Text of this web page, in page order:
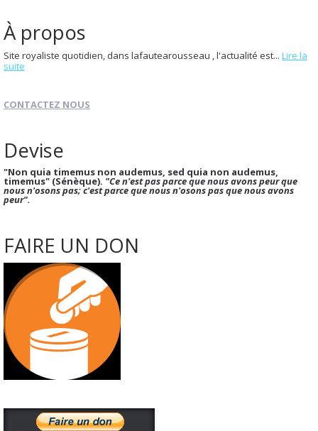
À propos
Site royaliste quotidien, dans lafautearousseau , l'actualité est... Lire la
suite
CONTACTEZ NOUS
Devise
"Non quia timemus non audemus, sed quia non audemus,
timemus" (Sénèque). "Ce n'est pas parce que nous avons peur que
nous n'osons pas; c'est parce que nous n'osons pas que nous avons
peur".
FAIRE UN DON